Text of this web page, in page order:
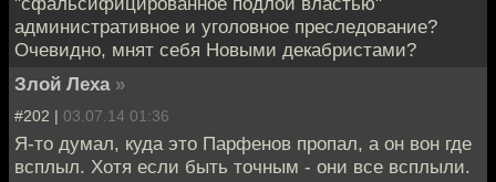
административное и уголовное преследование?
Очевидно, мнят себя Новыми декабристами?
Злой Леха »
#202 | 03.07.14 01:36
Я-то думал, куда это Парфенов пропал, а он вон где
всплыл. Хотя если быть точным - они все всплыли.